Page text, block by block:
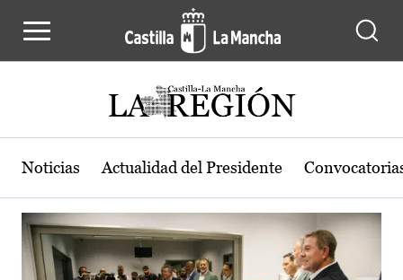
Actualidad de la región de Castilla-
Noticias Actualidad del Presidente